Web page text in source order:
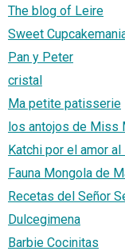
The blog of Leire
Sweet
Pan y Peter
cristal
Ma petite patisserie
los antojos de Miss
Katchi por el amor
Fauna Mongola de
Recetas del Señor
Dulcegimena
Barbie Cocinitas